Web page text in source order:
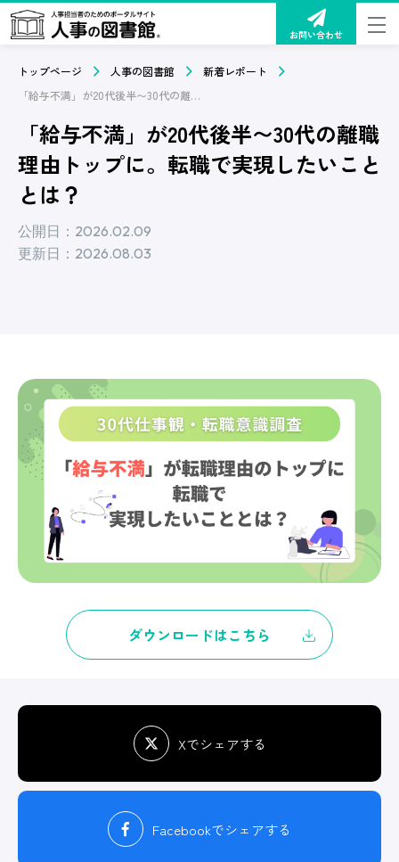
お問い合わせ
トップページ 人事の図書館
新着レポート
「給与不満」が20代後半〜30代の離職理由トップに。転職で実現したいこととは？
「給与不満」が20代後半〜30代の離職
理由トップに。転職で実現したいこと
とは？
公開日：2026.02.09
更新日：2026.08.03
ダウンロードはこちら
Xでシェアする
Facebookでシェアする